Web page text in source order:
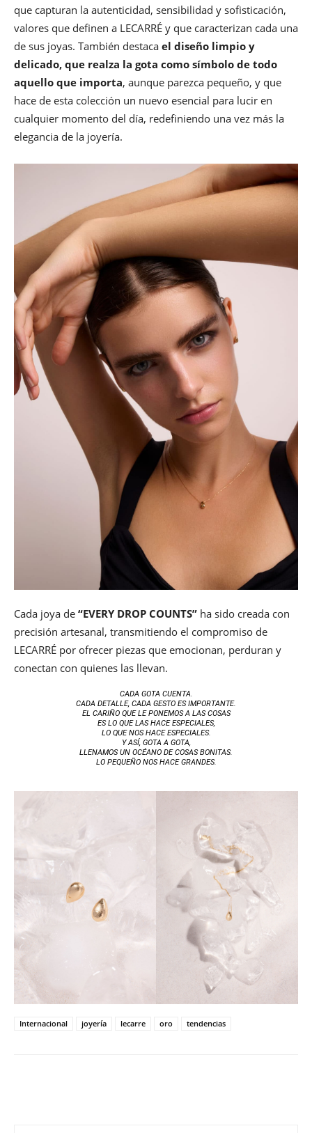
que capturan la autenticidad, sensibilidad y sofisticación,
valores que definen a LECARRÉ y que caracterizan cada una
de sus joyas. También destaca el diseño limpio y
delicado, que realza la gota como símbolo de todo
aquello que importa, aunque parezca pequeño, y que
hace de esta colección un nuevo esencial para lucir en
cualquier momento del día, redefiniendo una vez más la
elegancia de la joyería.
Cada joya de “EVERY DROP COUNTS” ha sido creada con
precisión artesanal, transmitiendo el compromiso de
LECARRÉ por ofrecer piezas que emocionan, perduran y
conectan con quienes las llevan.
CADA GOTA CUENTA.
CADA DETALLE, CADA GESTO ES IMPORTANTE.
EL CARIÑO QUE LE PONEMOS A LAS COSAS
ES LO QUE LAS HACE ESPECIALES,
LO QUE NOS HACE ESPECIALES.
Y ASÍ, GOTA A GOTA,
LLENAMOS UN OCÉANO DE COSAS BONITAS.
LO PEQUEÑO NOS HACE GRANDES.
Internacional joyería lecarre oro tendencias